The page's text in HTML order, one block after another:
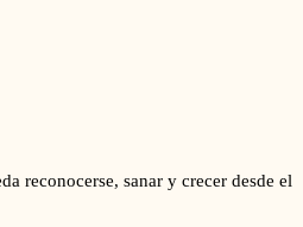
reconocerse, sanar y crecer desde el